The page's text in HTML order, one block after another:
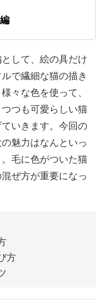
くださいね。
01:59
03:46
05:33
06:07
07:19
して、絵の具だけ
で繊細な猫の描き
々な色を使って、
つも可愛らしい猫
いきます。今回の
魅力はなんといっ
毛に色がついた猫
ぜ方が重要になっ
方